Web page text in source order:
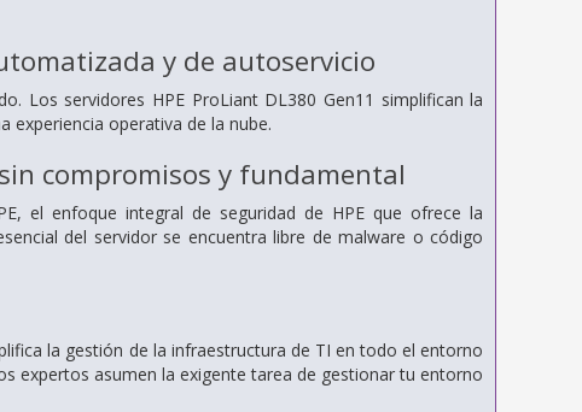
y de autoservicio
Los servidores HPE ProLiant DL380 Gen11 simplifican la
operativa de la nube.
compromisos y fundamental
el enfoque integral de seguridad de HPE que ofrece la
del servidor se encuentra libre de malware o código
la gestión de la infraestructura de TI en todo el entorno
expertos asumen la exigente tarea de gestionar tu entorno